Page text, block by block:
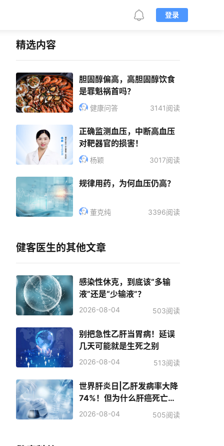
登录
精选内容
胆固醇偏高，高胆固醇饮食
是罪魁祸首吗？
健康问答 3141阅读
正确监测血压，中断高血压
对靶器官的损害！
杨颖 3017阅读
规律用药，为何血压仍高？
董克纯 3396阅读
健客医生的其他文章
感染性休克，到底该“多输
液”还是“少输液”？
2026-08-04 503阅读
别把急性乙肝当胃病！延误
几天可能就是生死之别
2026-08-04 513阅读
世界肝炎日|乙肝发病率大降
74%！但为什么肝癌死亡人
数反而增加了？
2026-08-04 505阅读